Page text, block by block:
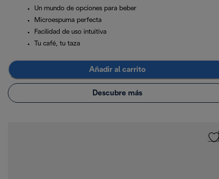
Un mundo de opciones para beber
Microespuma perfecta
Facilidad de uso intuitiva
Tu café, tu taza
Añadir al carrito
Descubre más